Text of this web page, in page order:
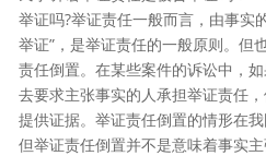
举证吗?举证责任一般而言，由事实
举证”，是举证责任的一般原则。但
责任倒置。在某些案件的诉讼中，
去要求主张事实的人承担举证责任
提供证据。举证责任倒置的情形在
但举证责任倒置并不是意味着事实